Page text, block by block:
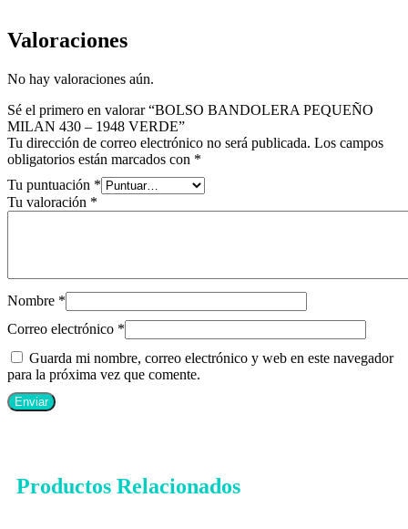
Valoraciones
No hay valoraciones aún.
Sé el primero en valorar “BOLSO BANDOLERA PEQUEÑO
MILAN 430 – 1948 VERDE”
Tu dirección de correo electrónico no será publicada. Los campos
obligatorios están marcados con *
Tu puntuación *
Tu valoración *
Nombre *
Correo electrónico *
Guarda mi nombre, correo electrónico y web en este navegador
para la próxima vez que comente.
Productos Relacionados